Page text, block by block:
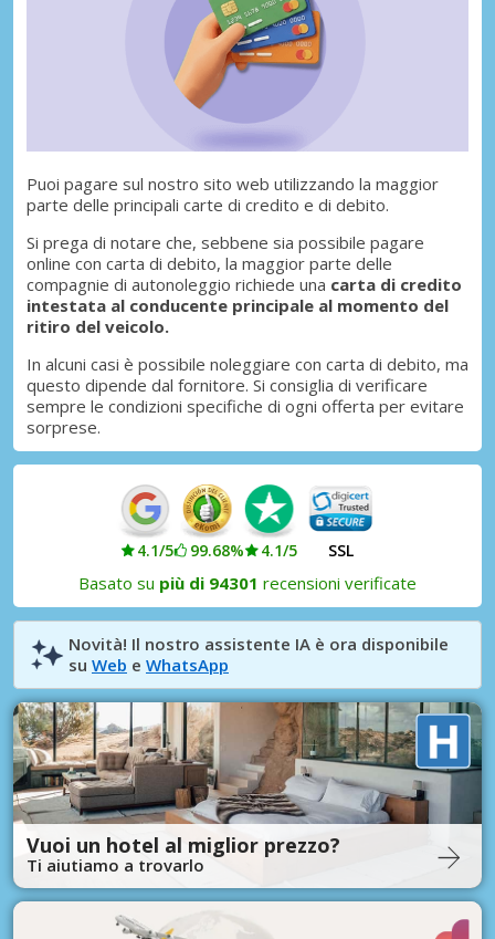
Puoi pagare sul nostro sito web utilizzando la maggior
parte delle principali carte di credito e di debito.
Si prega di notare che, sebbene sia possibile pagare
online con carta di debito, la maggior parte delle
compagnie di autonoleggio richiede una carta di credito
intestata al conducente principale al momento del
ritiro del veicolo.
In alcuni casi è possibile noleggiare con carta di debito, ma
questo dipende dal fornitore. Si consiglia di verificare
sempre le condizioni specifiche di ogni offerta per evitare
sorprese.
4.1/5 99.68% 4.1/5 SSL
Basato su più di 94301 recensioni verificate
Novità! Il nostro assistente IA è ora disponibile
su Web e WhatsApp
Vuoi un hotel al miglior prezzo?
Ti aiutiamo a trovarlo